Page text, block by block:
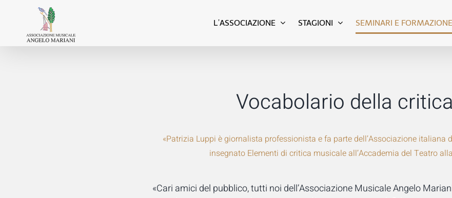
contenuto
L’ASSOCIAZIONE STAGIONI SEMINARI E FORMAZIONE
Vocabolario della critica
«Patrizia Luppi è giornalista professionista e fa parte dell’Associazione italiana
insegnato Elementi di critica musicale all’Accademia del Teatro
«Cari amici del pubblico, tutti noi dell’Associazione Musicale Angelo